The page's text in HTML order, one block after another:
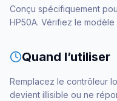
Conçu spécifiquement
HP50A. Vérifiez le
Quand l’utiliser
Remplacez le contrôleur
devient illisible ou ne